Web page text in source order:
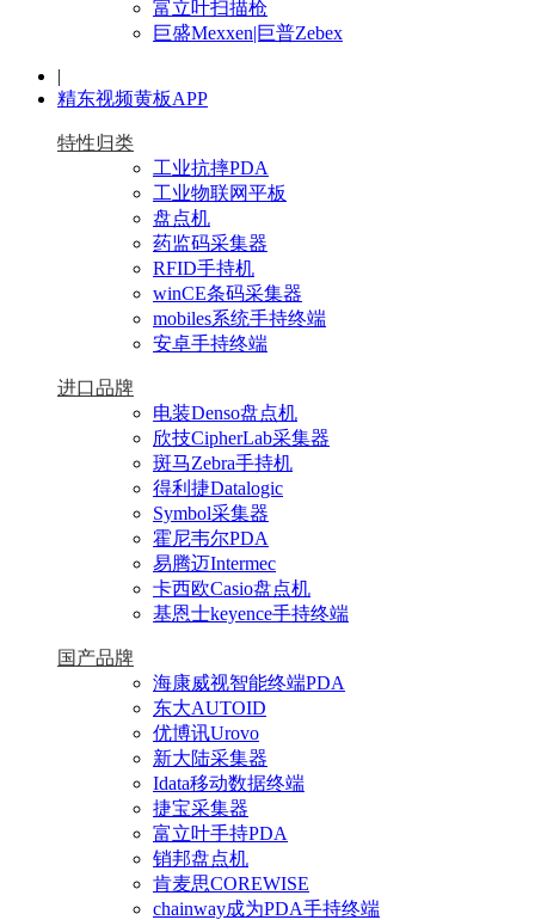
富立叶扫描枪
巨盛Mexxen|巨普Zebex
|
精东视频黄板APP
特性归类
工业抗摔PDA
工业物联网平板
盘点机
药监码采集器
RFID手持机
winCE条码采集器
mobiles系统手持终端
安卓手持终端
进口品牌
电装Denso盘点机
欣技CipherLab采集器
斑马Zebra手持机
得利捷Datalogic
Symbol采集器
霍尼韦尔PDA
易腾迈Intermec
卡西欧Casio盘点机
基恩士keyence手持终端
国产品牌
海康威视智能终端PDA
东大AUTOID
优博讯Urovo
新大陆采集器
Idata移动数据终端
捷宝采集器
富立叶手持PDA
销邦盘点机
肯麦思COREWISE
chainway成为PDA手持终端